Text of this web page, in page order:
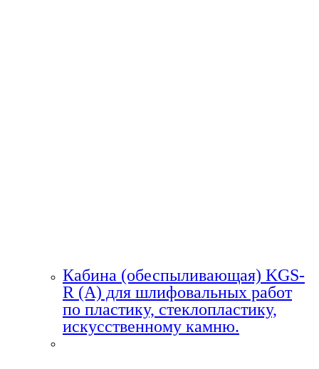
Кабина (обеспыливающая) KGS-
R (A) для шлифовальных работ
по пластику, стеклопластику,
искусственному камню.